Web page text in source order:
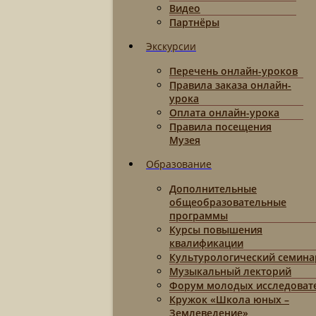
Видео
Партнёры
Экскурсии
Перечень онлайн-уроков
Правила заказа онлайн-
урока
Оплата онлайн-урока
Правила посещения
Музея
Образование
Дополнительные
общеобразовательные
программы
Курсы повышения
квалификации
Культурологический
Музыкальный лекторий
Форум молодых
Кружок «Школа юных –
Землеведение»